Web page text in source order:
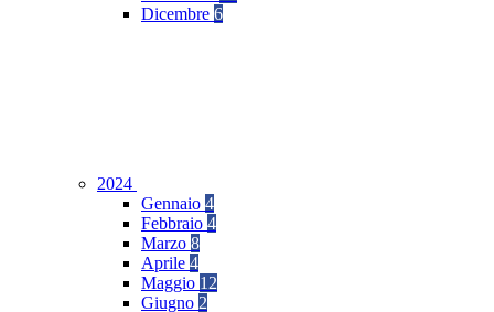
Dicembre 6
2024
Gennaio 4
Febbraio 4
Marzo 8
Aprile 4
Maggio 12
Giugno 2